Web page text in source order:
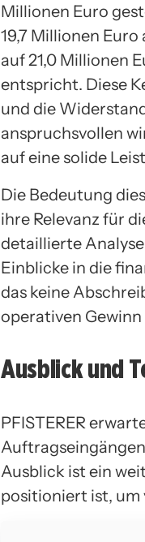
Millionen Euro
19,7 Millionen
auf 21,0 Millionen
entspricht. Diese
und die
anspruchsvollen
auf eine solide
Die Bedeutung
ihre Relevanz für
detaillierte
Einblicke in die
das keine
operativen
Ausblick und
PFISTERER
Ausblick ist ein
positioniert ist,